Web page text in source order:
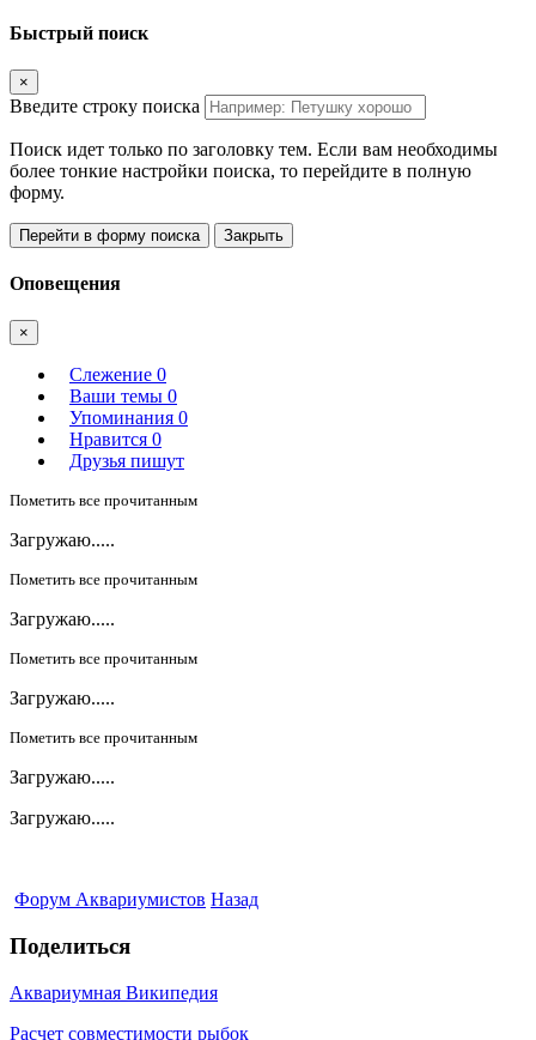
Быстрый поиск
×
Введите строку поиска
Поиск идет только по заголовку тем. Если вам необходимы
более тонкие настройки поиска, то перейдите в полную
форму.
Перейти в форму поиска Закрыть
Оповещения
×
Слежение 0
Ваши темы 0
Упоминания 0
Нравится 0
Друзья пишут
Пометить все прочитанным
Загружаю.....
Пометить все прочитанным
Загружаю.....
Пометить все прочитанным
Загружаю.....
Пометить все прочитанным
Загружаю.....
Загружаю.....
Форум Аквариумистов Назад
Поделиться
Аквариумная Википедия
Расчет совместимости рыбок